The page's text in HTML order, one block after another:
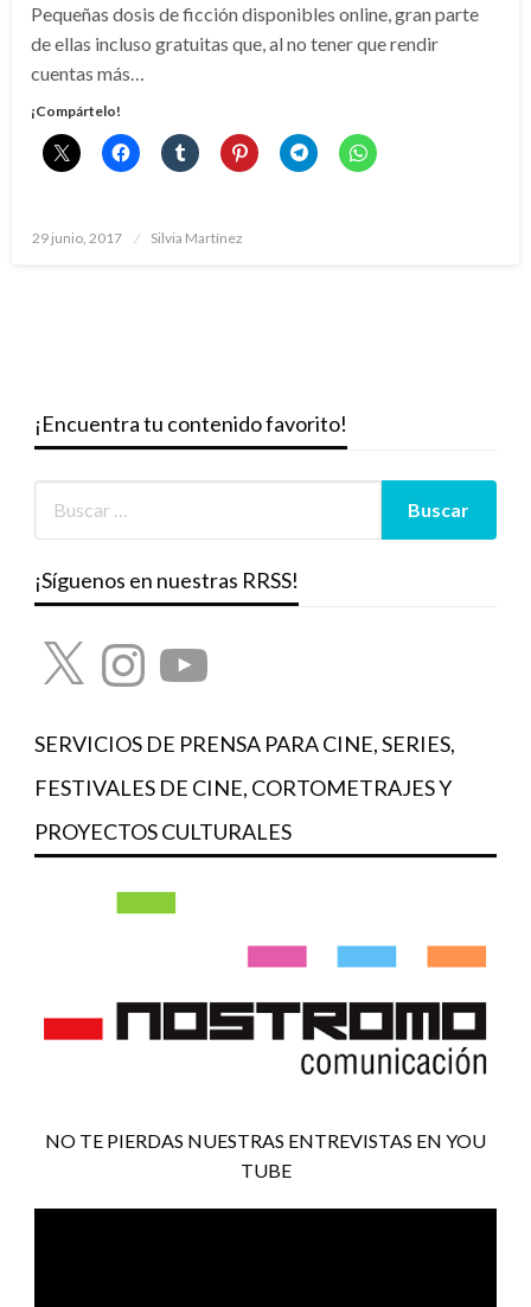
Pequeñas dosis de ficción disponibles online, gran parte
de ellas incluso gratuitas que, al no tener que rendir
cuentas más…
¡Compártelo!
Publicado
29 junio, 2017 Silvia Martínez
¡Encuentra tu contenido favorito!
¡Síguenos en nuestras RRSS!
X InstagramYouTube
SERVICIOS DE PRENSA PARA CINE, SERIES,
FESTIVALES DE CINE, CORTOMETRAJES Y
PROYECTOS CULTURALES
NO TE PIERDAS NUESTRAS ENTREVISTAS EN YOU
TUBE